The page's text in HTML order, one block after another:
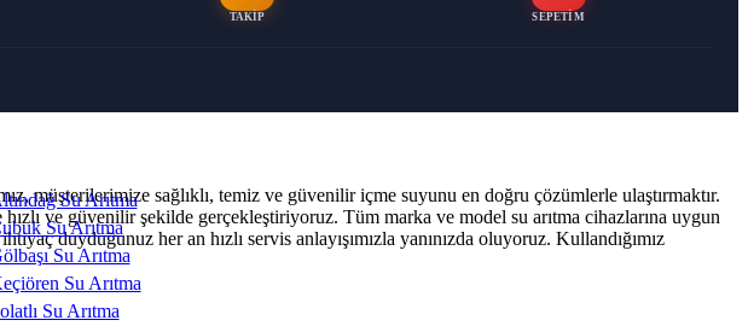
Su Arıtma
Su Arıtma
Su Arıtma
Su Arıtma
Su Arıtma
TAKIP SEPETIM
müşterilerimize sağlıklı, temiz ve güvenilir içme suyunu en doğru çözümlerle ulaştırmaktır.
ve güvenilir şekilde gerçekleştiriyoruz. Tüm marka ve model su arıtma cihazlarına uygun
duyduğunuz her an hızlı servis anlayışımızla yanınızda oluyoruz. Kullandığımız